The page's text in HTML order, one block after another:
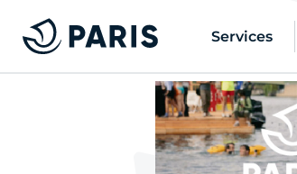
Services